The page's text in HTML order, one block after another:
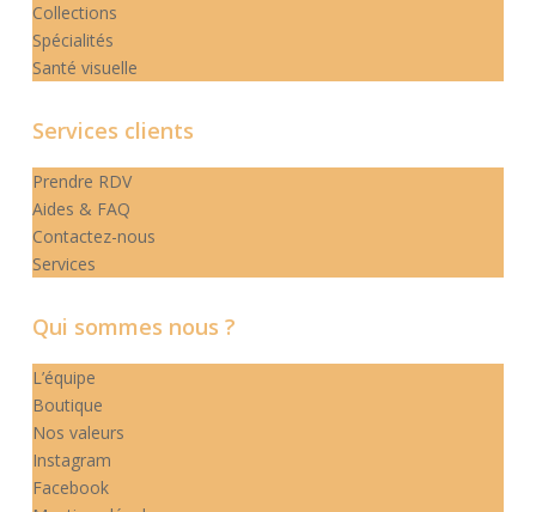
Collections
Spécialités
Santé visuelle
Services clients
Prendre RDV
Aides & FAQ
Contactez-nous
Services
Qui sommes nous ?
L’équipe
Boutique
Nos valeurs
Instagram
Facebook